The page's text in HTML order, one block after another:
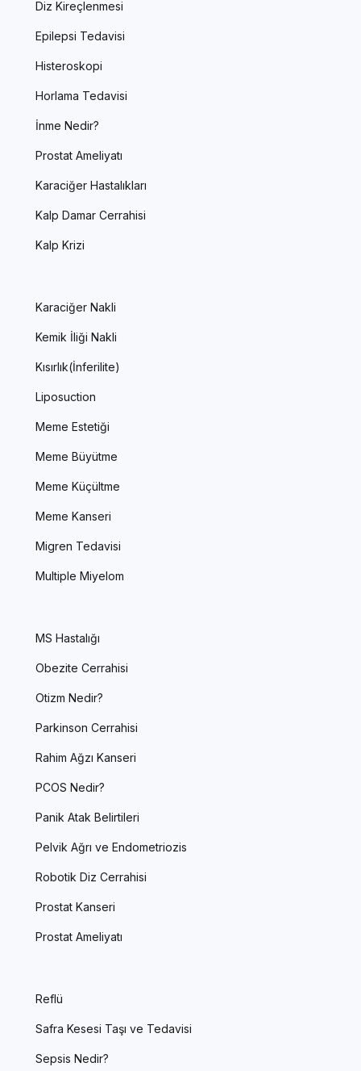
Diz Kireçlenmesi
Epilepsi Tedavisi
Histeroskopi
Horlama Tedavisi
İnme Nedir?
Prostat Ameliyatı
Karaciğer Hastalıkları
Kalp Damar Cerrahisi
Kalp Krizi
Karaciğer Nakli
Kemik İliği Nakli
Kısırlık(İnferilite)
Liposuction
Meme Estetiği
Meme Büyütme
Meme Küçültme
Meme Kanseri
Migren Tedavisi
Multiple Miyelom
MS Hastalığı
Obezite Cerrahisi
Otizm Nedir?
Parkinson Cerrahisi
Rahim Ağzı Kanseri
PCOS Nedir?
Panik Atak Belirtileri
Pelvik Ağrı ve Endometriozis
Robotik Diz Cerrahisi
Prostat Kanseri
Prostat Ameliyatı
Reflü
Safra Kesesi Taşı ve Tedavisi
Sepsis Nedir?